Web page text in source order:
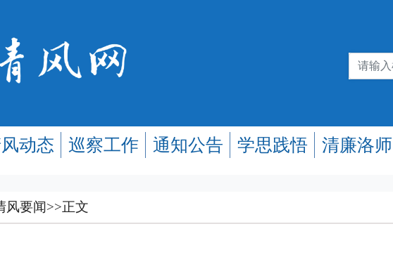
动态 巡察工作 通知公告 学思践悟 清廉洛师
风要闻>>正文